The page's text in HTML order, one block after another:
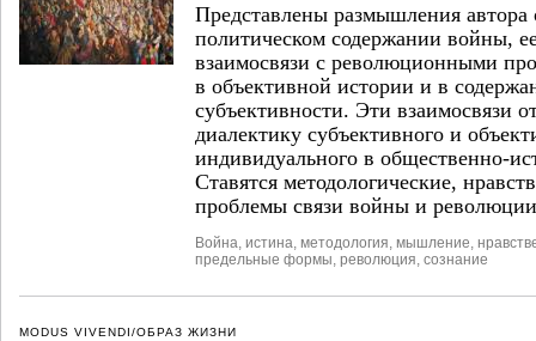
Представлены размышления автора
политическом содержании войны,
взаимосвязи с революционными
в объективной истории и в
субъективности. Эти взаимосвязи
диалектику субъективного и
индивидуального в общественно-
Ставятся методологические,
проблемы связи войны и
Война истина методология мышление
предельные формы революция сознание
MODUS VIVENDI/ОБРАЗ ЖИЗНИ